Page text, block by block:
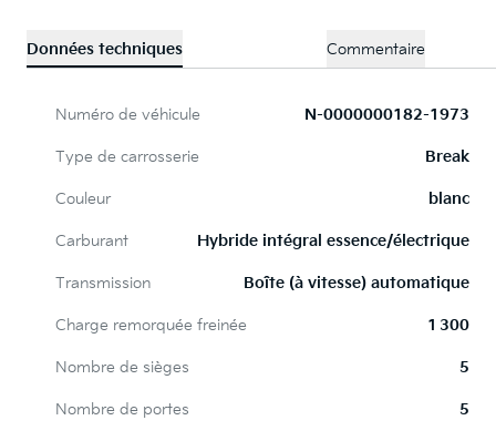
Données techniques Commentaire
Numéro de véhicule N-0000000182-1973
Type de carrosserie Break
Couleur blanc
Carburant Hybride intégral essence/électrique
Transmission Boîte (à vitesse) automatique
Charge remorquée freinée 1 300
Nombre de sièges 5
Nombre de portes 5